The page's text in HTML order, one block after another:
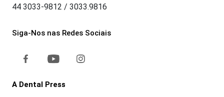
44 3033-9812 / 3033.9816
Siga-Nos nas Redes Sociais
A Dental Press